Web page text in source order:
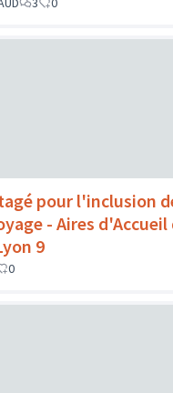
pour l'inclusion
- Aires d'Accueil
9
0